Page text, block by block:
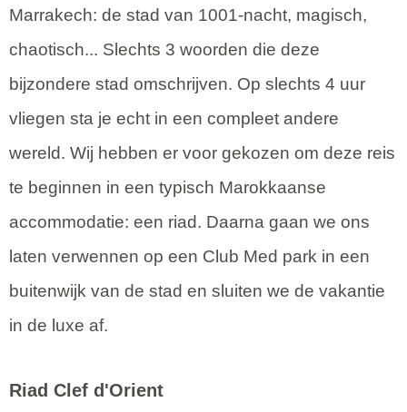
Marrakech: de stad van 1001-nacht, magisch,
chaotisch... Slechts 3 woorden die deze
bijzondere stad omschrijven. Op slechts 4 uur
vliegen sta je echt in een compleet andere
wereld. Wij hebben er voor gekozen om deze reis
te beginnen in een typisch Marokkaanse
accommodatie: een riad. Daarna gaan we ons
laten verwennen op een Club Med park in een
buitenwijk van de stad en sluiten we de vakantie
in de luxe af.
Riad Clef d'Orient